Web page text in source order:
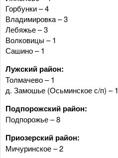
Горбунки – 4
Владимировка – 3
Лебяжье – 3
Волковицы – 1
Сашино – 1
Лужский район:
Толмачево – 1
д. Замошье (Осьминское с/п) – 1
Подпорожский район:
Подпорожье – 8
Приозерский район:
Мичуринское – 2